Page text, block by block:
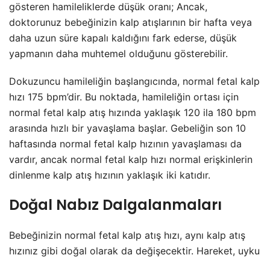
gösteren hamileliklerde düşük oranı; Ancak,
doktorunuz bebeğinizin kalp atışlarının bir hafta veya
daha uzun süre kapalı kaldığını fark ederse, düşük
yapmanın daha muhtemel olduğunu gösterebilir.
Dokuzuncu hamileliğin başlangıcında, normal fetal kalp
hızı 175 bpm’dir. Bu noktada, hamileliğin ortası için
normal fetal kalp atış hızında yaklaşık 120 ila 180 bpm
arasında hızlı bir yavaşlama başlar. Gebeliğin son 10
haftasında normal fetal kalp hızının yavaşlaması da
vardır, ancak normal fetal kalp hızı normal erişkinlerin
dinlenme kalp atış hızının yaklaşık iki katıdır.
Doğal Nabız Dalgalanmaları
Bebeğinizin normal fetal kalp atış hızı, aynı kalp atış
hızınız gibi doğal olarak da değişecektir. Hareket, uyku